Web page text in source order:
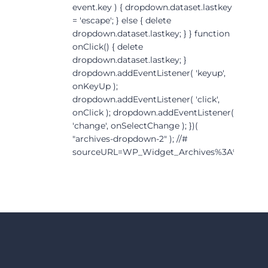
event.key ) { dropdown.dataset.lastkey
= 'escape'; } else { delete
dropdown.dataset.lastkey; } } function
onClick() { delete
dropdown.dataset.lastkey; }
dropdown.addEventListener( 'keyup',
onKeyUp );
dropdown.addEventListener( 'click',
onClick ); dropdown.addEventListener(
'change', onSelectChange ); })(
"archives-dropdown-2" ); //#